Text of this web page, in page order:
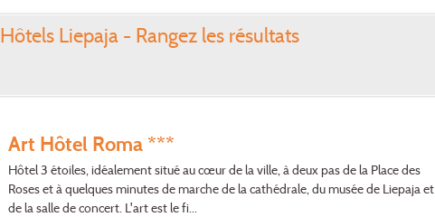
Hôtels Liepaja - Rangez les résultats
Art Hôtel Roma ***
Hôtel 3 étoiles, idéalement situé au cœur de la ville, à deux pas de la Place des
Roses et à quelques minutes de marche de la cathédrale, du musée de Liepaja et
de la salle de concert. L'art est le fi...